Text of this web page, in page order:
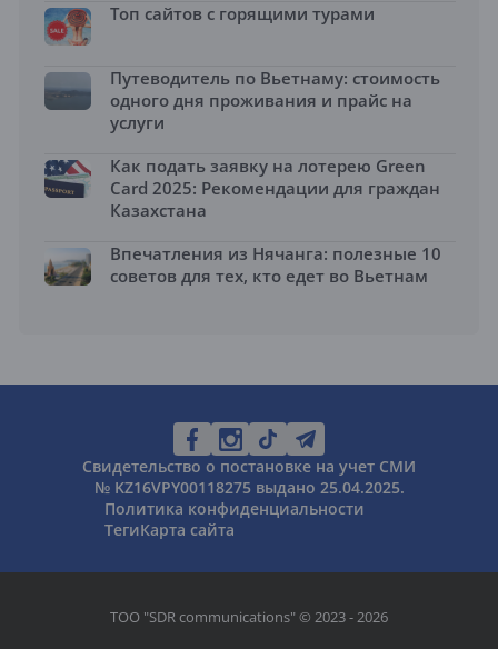
Топ сайтов с горящими турами
Путеводитель по Вьетнаму: стоимость
одного дня проживания и прайс на
услуги
Как подать заявку на лотерею Green
Card 2025: Рекомендации для граждан
Казахстана
Впечатления из Нячанга: полезные 10
советов для тех, кто едет во Вьетнам
Свидетельство о постановке на учет СМИ
№ KZ16VPY00118275 выдано 25.04.2025.
Политика конфиденциальности
ТегиКарта сайта
ТОО "SDR communications" © 2023 - 2026